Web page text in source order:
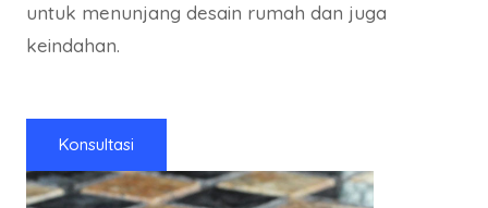
untuk menunjang desain rumah dan juga
keindahan.
Konsultasi